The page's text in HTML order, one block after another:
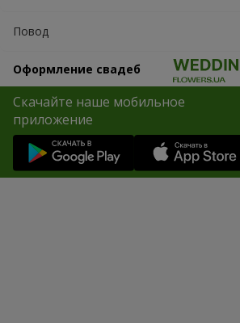
Повод
Оформление свадеб
Скачайте наше мобильное
приложение